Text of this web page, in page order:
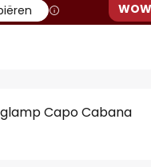
Capo Cabana